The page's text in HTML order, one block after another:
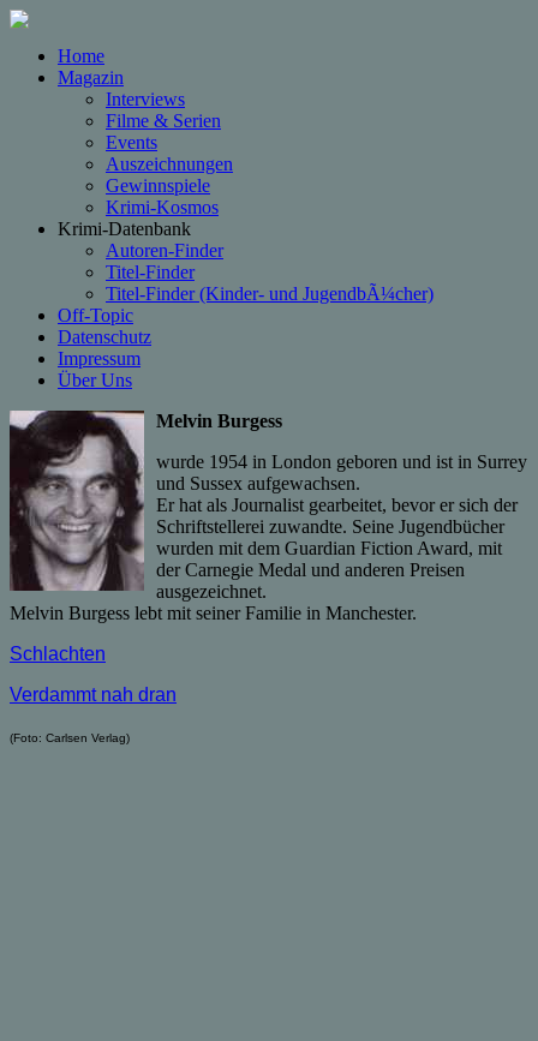
Home
Magazin
Interviews
Filme & Serien
Events
Auszeichnungen
Gewinnspiele
Krimi-Kosmos
Krimi-Datenbank
Autoren-Finder
Titel-Finder
Titel-Finder (Kinder- und JugendbÃ¼cher)
Off-Topic
Datenschutz
Impressum
Über Uns
Melvin Burgess
wurde 1954 in London geboren und ist in Surrey
und Sussex aufgewachsen.
Er hat als Journalist gearbeitet, bevor er sich der
Schriftstellerei zuwandte. Seine Jugendbücher
wurden mit dem Guardian Fiction Award, mit
der Carnegie Medal und anderen Preisen
ausgezeichnet.
Melvin Burgess lebt mit seiner Familie in Manchester.
Schlachten
Verdammt nah dran
(Foto: Carlsen Verlag)